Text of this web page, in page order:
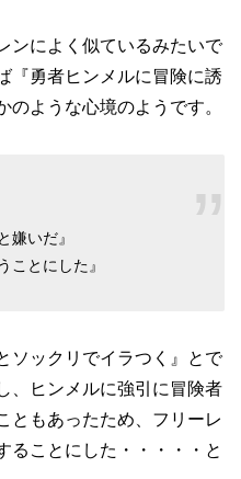
ンによく似ているみたいで
『勇者ヒンメルに冒険に誘
ような心境のようです。
嫌いだ』
ことにした』
ソックリでイラつく』とで
、ヒンメルに強引に冒険者
ともあったため、フリーレ
ることにした・・・・・と